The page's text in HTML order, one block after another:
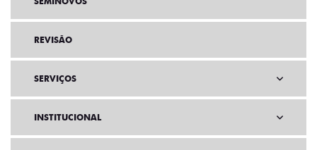
REVISÃO
SERVIÇOS
INSTITUCIONAL